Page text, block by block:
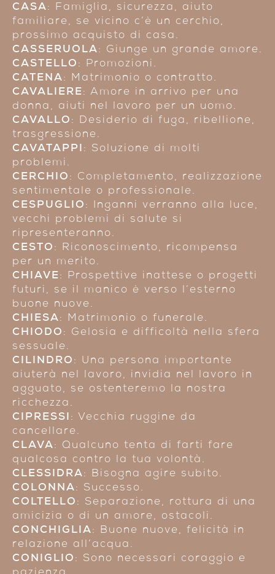
CASA: Famiglia, sicurezza, aiuto
familiare, se vicino c’è un cerchio,
prossimo acquisto di casa.
CASSERUOLA: Giunge un grande amore.
CASTELLO : Promozioni.
CATENA: Matrimonio o contratto.
CAVALIERE: Amore in arrivo per una
donna, aiuti nel lavoro per un uomo.
CAVALLO : Desiderio di fuga, ribellione,
trasgressione.
CAVATAPPI : Soluzione di molti
problemi.
CERCHIO : Completamento, realizzazione
sentimentale o professionale.
CESPUGLIO : Inganni verranno alla luce,
vecchi problemi di salute si
ripresenteranno.
CESTO : Riconoscimento, ricompensa
per un merito.
CHIAVE: Prospettive inattese o progetti
futuri, se il manico è verso l’esterno
buone nuove.
CHIESA: Matrimonio o funerale.
CHIODO : Gelosia e difficoltà nella sfera
sessuale.
CILINDRO : Una persona importante
aiuterà nel lavoro, invidia nel lavoro in
agguato, se ostenteremo la nostra
ricchezza.
CIPRESSI : Vecchia ruggine da
cancellare.
CLAVA: Qualcuno tenta di farti fare
qualcosa contro la tua volontà.
CLESSIDRA: Bisogna agire subito.
COLONNA: Successo.
COLTELLO : Separazione, rottura di una
amicizia o di un amore, ostacoli.
CONCHIGLIA: Buone nuove, felicità in
relazione all’acqua.
CONIGLIO : Sono necessari coraggio e